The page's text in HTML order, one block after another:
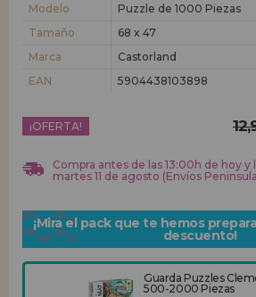
¿Eres Profesional o Empresa?. ¿Quieres
condiciones de ventas con descuentos
¡Adelante! Te estábamos esperando.
REGISTRO
Modelo
Puzzle de 1000 Piezas
Tamaño
68 x 47
Marca
Castorland
EAN
5904438103898
¡OFERTA!
Compra antes de las 13:00h de hoy y
martes 11 de agosto (Envíos
¡Mira el pack que te hemos
descuento!
Guarda Puzzles
500-2000 Piezas